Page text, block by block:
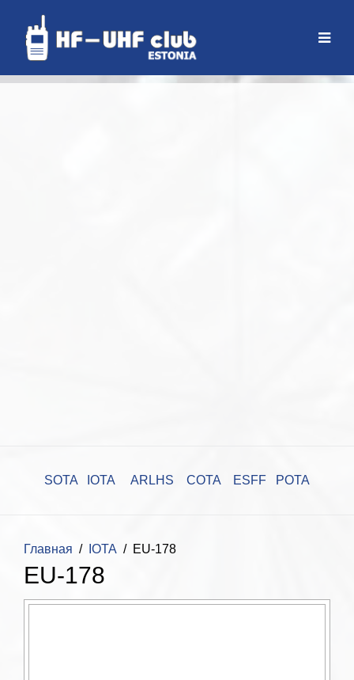
SOTA IOTA ARLHS COTA ESFF POTA
Главная IOTA EU-178
EU-178